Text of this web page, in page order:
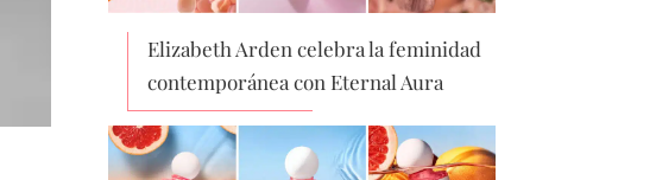
Elizabeth Arden celebra la feminidad
contemporánea con Eternal Aura